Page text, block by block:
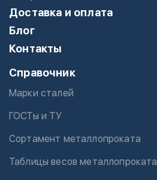
Доставка и оплата
Блог
Контакты
Справочник
Марки сталей
ГОСТы и ТУ
Сортамент металлопроката
Таблицы весов металлопроката